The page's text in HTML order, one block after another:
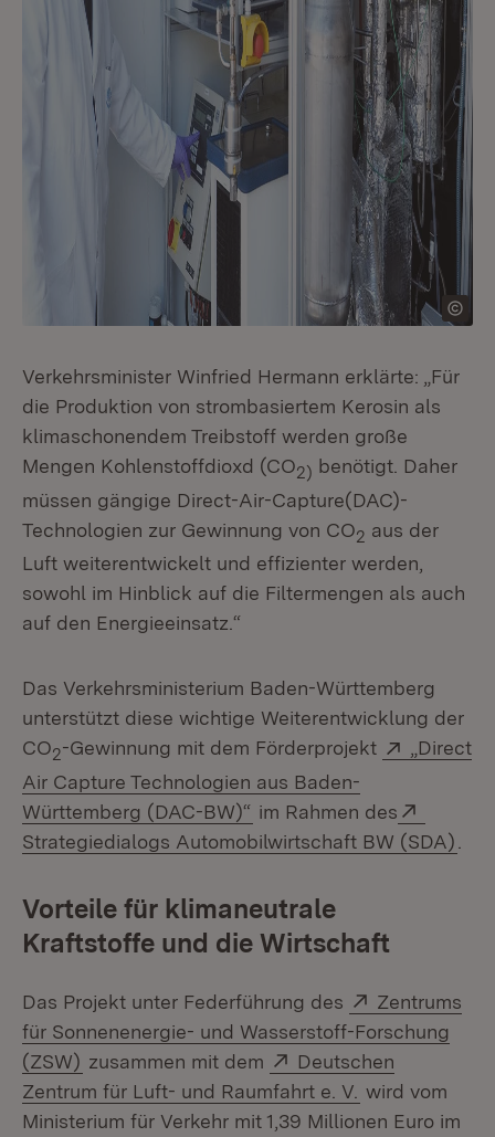
Verkehrsminister Winfried Hermann erklärte: „Für
die Produktion von strombasiertem Kerosin als
klimaschonendem Treibstoff werden große
Mengen Kohlenstoffdioxd (CO2) benötigt. Daher
müssen gängige Direct-Air-Capture(DAC)-
Technologien zur Gewinnung von CO2 aus der
Luft weiterentwickelt und effizienter werden,
sowohl im Hinblick auf die Filtermengen als auch
auf den Energieeinsatz.“
Das Verkehrsministerium Baden-Württemberg
unterstützt diese wichtige Weiterentwicklung der
CO2-Gewinnung mit dem Förderprojekt Extern:
„Direct
Air Capture Technologien aus Baden-
Württemberg (DAC-BW)“ (Öffnet in neuem Fenster)
im Rahmen des
Strategiedialogs Automobilwirtschaft BW (SDA)
Vorteile für klimaneutrale
Kraftstoffe und die Wirtschaft
Das Projekt unter Federführung des Extern:
Zentrums
für Sonnenenergie- und Wasserstoff-Forschung
(ZSW) (Öffnet in neuem Fenster)
zusammen mit dem Extern:
Deutschen
Zentrum für Luft- und Raumfahrt e. V. (Öffnet in
wird vom
Ministerium für Verkehr mit 1,39 Millionen Euro im